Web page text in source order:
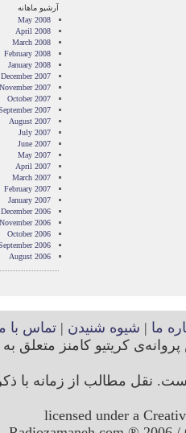
آرشیو ماهانه
May 2008
April 2008
March 2008
February 2008
January 2008
December 2007
November 2007
October 2007
2007
August 2007
July 2007
June 2007
May 2007
April 2007
March 2007
February 2007
January 2007
December 2006
November 2006
October 2006
2006
August 2006
ما | شیوه شنیدن |تماس با
کریتیو کامنز متعلق به
نقل مطالب از زمانه با
licensed under a